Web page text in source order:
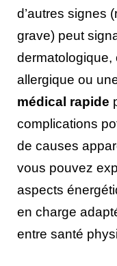
d’autres signes
grave) peut
dermatologique,
allergique ou
médical rapide
complications
de causes
vous pouvez
aspects
en charge
entre santé